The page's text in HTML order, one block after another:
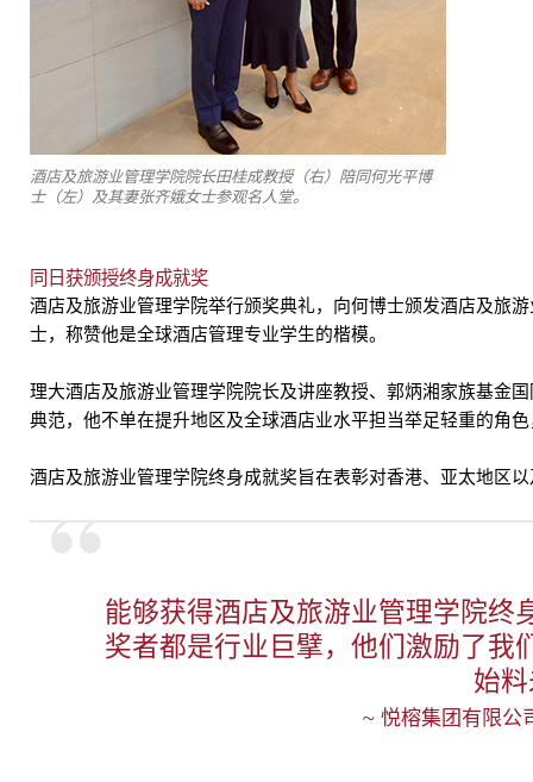
酒店及旅游业管理学院院长田桂成教授（右）陪同何光平博
士（左）及其妻张齐娥女士参观名人堂。
同日获颁授终身成就奖
酒店及旅游业管理学院举行颁奖典礼，向何博士颁发酒店及旅
士，称赞他是全球酒店管理专业学生的楷模。
理大酒店及旅游业管理学院院长及讲座教授、郭炳湘家族基金
典范，他不单在提升地区及全球酒店业水平担当举足轻重的角
酒店及旅游业管理学院终身成就奖旨在表彰对香港、亚太地区
能够获得酒店及旅游业管理学院终
奖者都是行业巨擘，他们激励了我
始
~ 悦榕集团有限公